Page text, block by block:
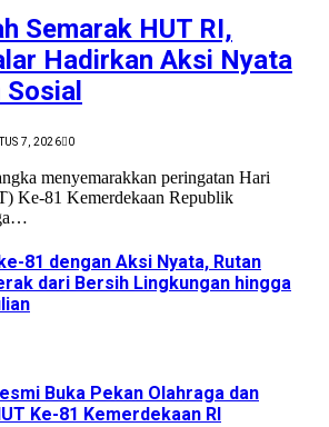
Semarak HUT RI,
Hadirkan Aksi Nyata
Sosial
7, 2026 0
menyemarakkan peringatan Hari
Ke-81 Kemerdekaan Republik
81 dengan Aksi Nyata, Rutan
dari Bersih Lingkungan hingga
Buka Pekan Olahraga dan
Ke-81 Kemerdekaan RI